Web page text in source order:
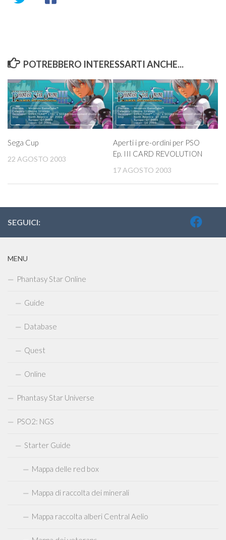
POTREBBERO INTERESSARTI ANCHE...
Sega Cup
22 AGOSTO 2003
Aperti i pre-ordini per PSO
Ep. III CARD REVOLUTION
17 AGOSTO 2003
SEGUICI:
MENU
Phantasy Star Online
Guide
Database
Quest
Online
Phantasy Star Universe
PSO2: NGS
Starter Guide
Mappa delle red box
Mappa di raccolta dei minerali
Mappa raccolta alberi Central Aelio